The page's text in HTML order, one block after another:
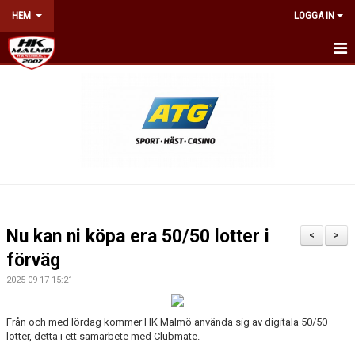
HEM LOGGA IN
KALENDER
WEBSHOP
>
<
Nu kan ni köpa era 50/50 lotter i
förväg
2025-09-17 15:21
Från och med lördag kommer HK Malmö använda sig av digitala 50/50
lotter, detta i ett samarbete med Clubmate.